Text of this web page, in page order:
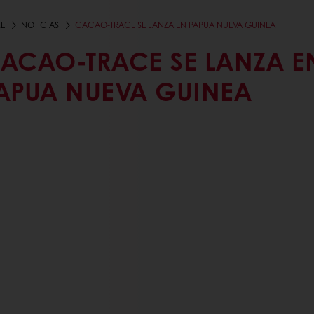
NOTICIAS CACAO-TRACE SE LANZA EN PAPUA NUEVA GUINEA
TRACE SE LANZA
NUEVA GUINEA